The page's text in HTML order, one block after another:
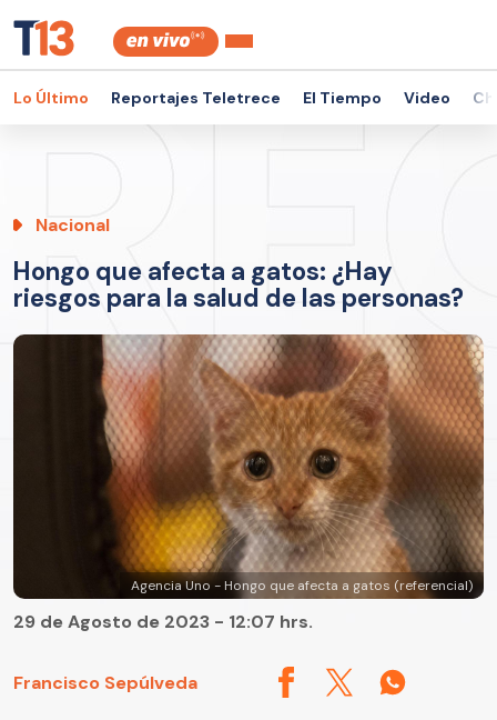
Lo Último Reportajes Teletrece El Tiempo Video
Nacional
Hongo que afecta a gatos: ¿Hay
riesgos para la salud de las personas?
Agencia Uno - Hongo que afecta a gatos (referencial)
Francisco Sepúlveda
29 de Agosto de 2023 - 12:07 hrs.